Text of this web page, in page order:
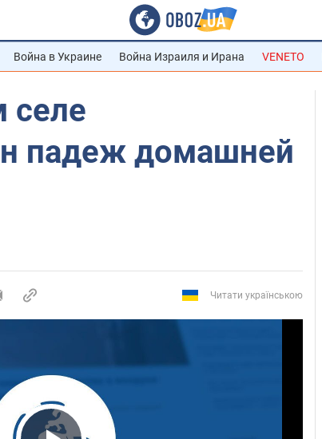
Война в Украине Война Израиля и Ирана VENETO
селе
падеж домашней
Читати українською